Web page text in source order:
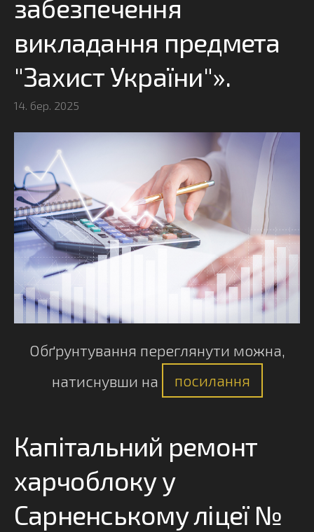
забезпечення
викладання предмета
"Захист України"».
14. бер. 2025
Обґрунтування переглянути можна,
натиснувши на
посилання
Капітальний ремонт
харчоблоку у
Сарненському ліцеї №